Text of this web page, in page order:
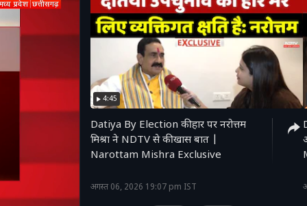
4:45
Datiya By Election की हार पर नरोत्तम
मिश्रा ने NDTV से की खास बात |
Narottam Mishra Exclusive
अगस्त 06, 2026 19:07 pm IST